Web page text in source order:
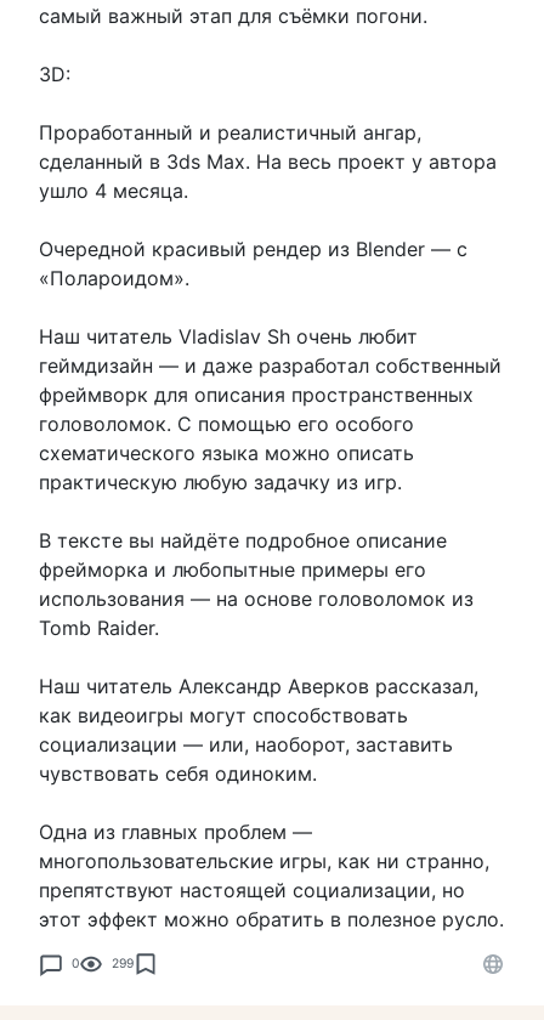
самый важный этап для съёмки погони.
3D:
Проработанный и реалистичный ангар,
сделанный в 3ds Max. На весь проект у автора
ушло 4 месяца.
Очередной красивый рендер из Blender — с
«Полароидом».
Наш читатель Vladislav Sh очень любит
геймдизайн — и даже разработал собственный
фреймворк для описания пространственных
головоломок. С помощью его особого
схематического языка можно описать
практическую любую задачку из игр.
В тексте вы найдёте подробное описание
фрейморка и любопытные примеры его
использования — на основе головоломок из
Tomb Raider.
Наш читатель Александр Аверков рассказал,
как видеоигры могут способствовать
социализации — или, наоборот, заставить
чувствовать себя одиноким.
Одна из главных проблем —
многопользовательские игры, как ни странно,
препятствуют настоящей социализации, но
этот эффект можно обратить в полезное русло.
0 299